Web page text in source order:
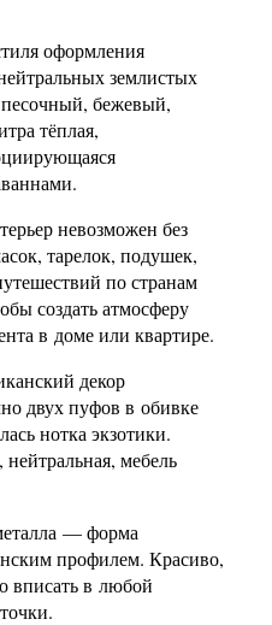
оформления
землистых
бежевый,
тёплая,
невозможен без
тарелок, подушек,
по странам
создать атмосферу
в доме или квартире.
декор
двух пуфов в обивке
нотка экзотики.
мебель
— форма
профилем. Красиво,
вписать в любой